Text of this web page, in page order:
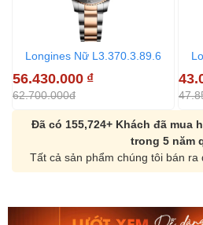
Longines Nữ L3.370.3.89.6
56.430.000 ₫
62.700.000đ
Đã có 155,724+ Khách đã mua
trong 5 năm
Tất cả sản phẩm chúng tôi bán
Orient Nam RA-
Mua ngay